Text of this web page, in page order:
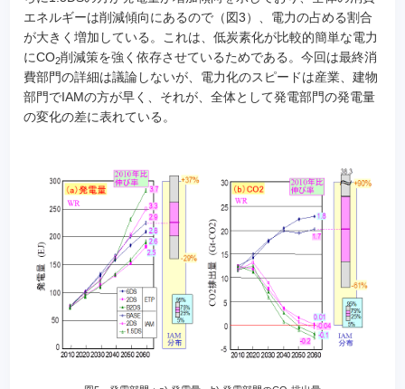
エネルギーは削減傾向にあるので（図3）、電力の占める割合
が大きく増加している。これは、低炭素化が比較的簡単な電力
にCO2削減策を強く依存させているためである。今回は最終消
費部門の詳細は議論しないが、電力化のスピードは産業、建物
部門でIAMの方が早く、それが、全体として発電部門の発電量
の変化の差に表れている。